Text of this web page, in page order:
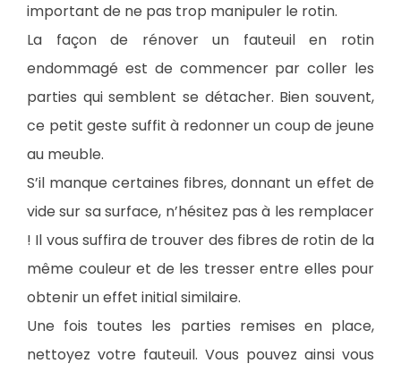
important de ne pas trop manipuler le rotin.
La façon de rénover un fauteuil en rotin
endommagé est de commencer par coller les
parties qui semblent se détacher. Bien souvent,
ce petit geste suffit à redonner un coup de jeune
au meuble.
S’il manque certaines fibres, donnant un effet de
vide sur sa surface, n’hésitez pas à les remplacer
! Il vous suffira de trouver des fibres de rotin de la
même couleur et de les tresser entre elles pour
obtenir un effet initial similaire.
Une fois toutes les parties remises en place,
nettoyez votre fauteuil. Vous pouvez ainsi vous